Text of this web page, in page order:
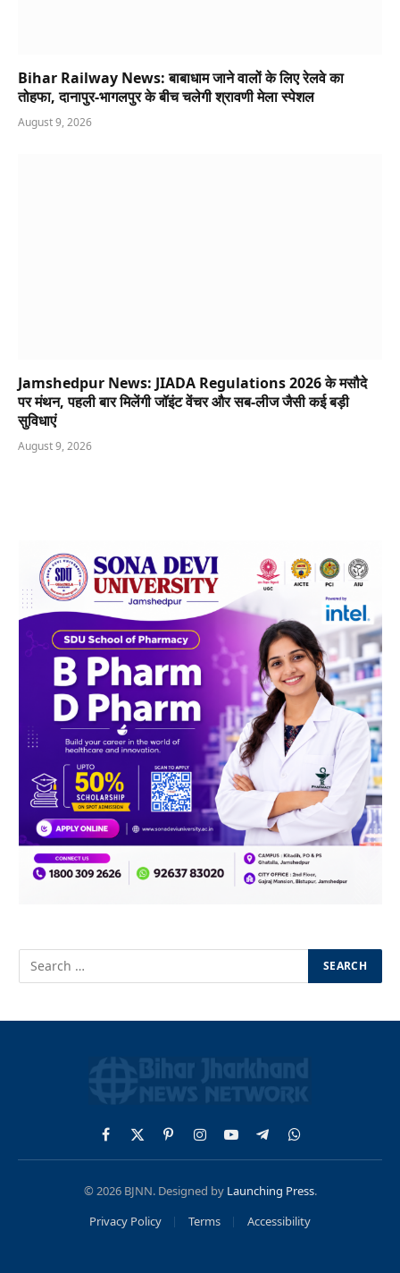
Bihar Railway News: बाबाधाम जाने वालों के लिए रेलवे का
तोहफा, दानापुर-भागलपुर के बीच चलेगी श्रावणी मेला स्पेशल
August 9, 2026
Jamshedpur News: JIADA Regulations 2026 के मसौदे
पर मंथन, पहली बार मिलेंगी जॉइंट वेंचर और सब-लीज जैसी कई बड़ी
सुविधाएं
August 9, 2026
Facebook
X
(Twitter)
PinterestInstagram
YouTubeTelegramWhatsApp
© 2026 BJNN. Designed by Launching Press.
Privacy Policy
Terms Accessibility